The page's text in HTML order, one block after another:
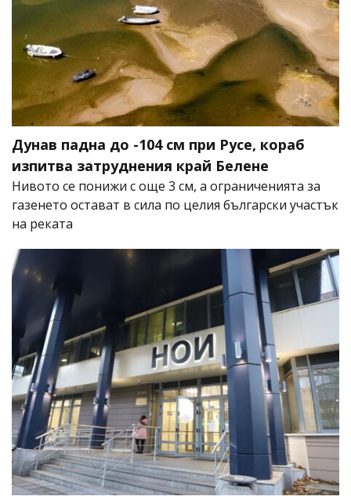
Дунав падна до -104 см при Русе, кораб
изпитва затруднения край Белене
Нивото се понижи с още 3 см, а ограниченията за
газенето остават в сила по целия български участък
на реката